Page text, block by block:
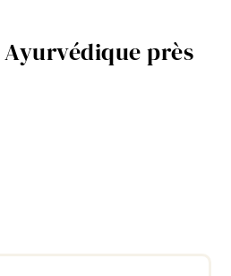
Ayurvédique près